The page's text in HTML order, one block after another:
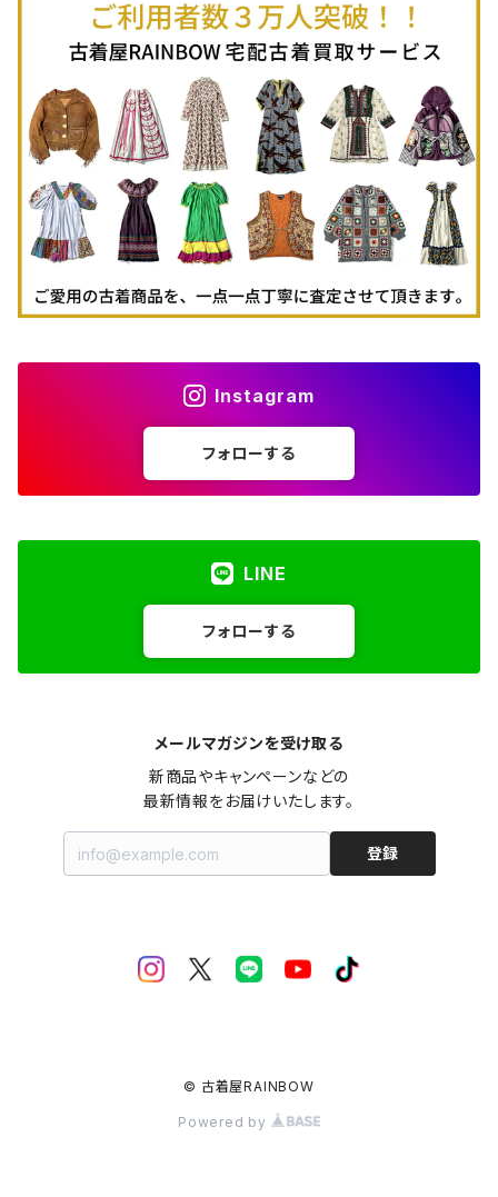
古着長袖ポロシャツ
古着スウェット
古着パーカー
古着タンクトップ
古着羽織り
Instagram
フォローする
LINE
フォローする
メールマガジンを受け取る
新商品やキャンペーンなどの
最新情報をお届けいたします。
登録
© 古着屋RAINBOW
Powered by